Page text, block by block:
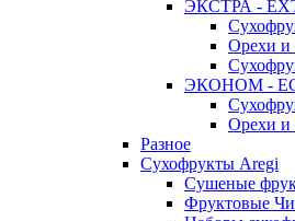
ЭКСТРА -
Орехи и
ЭКОНОМ -
Орехи и
Разное
Сухофрукты Aregi
Сушеные
Фруктовые